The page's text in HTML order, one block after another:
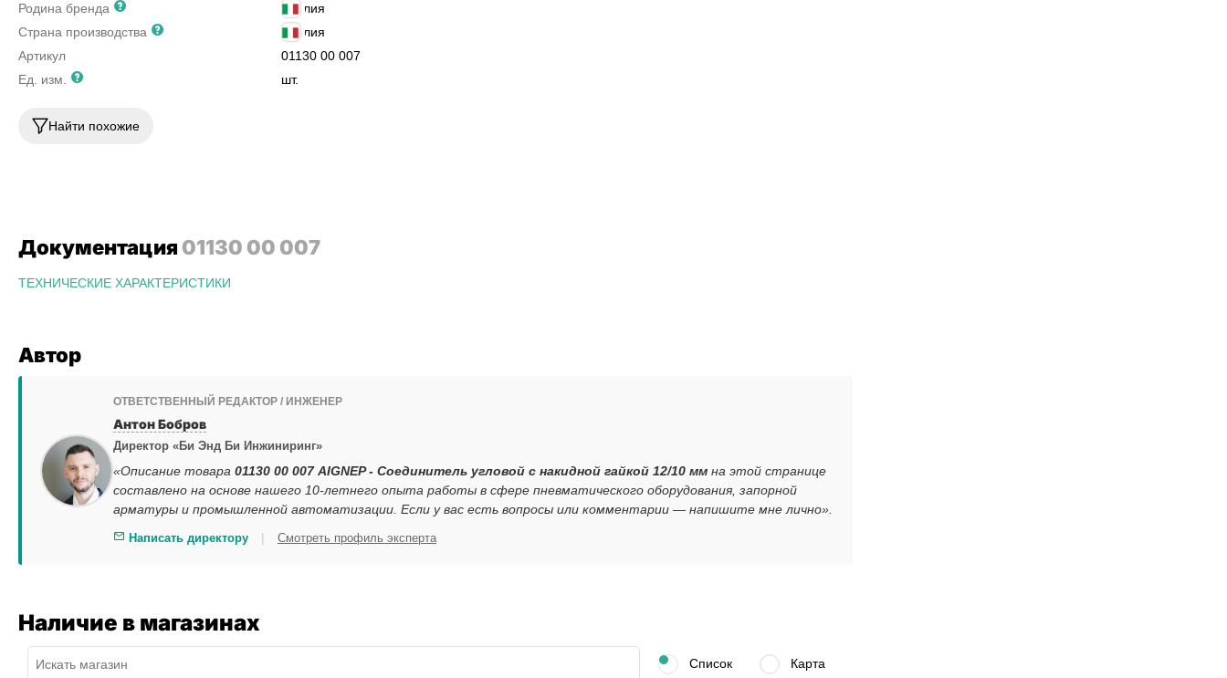
Родина бренда
Италия
Страна производства
Италия
Артикул
01130 00 007
Ед. изм.
шт.
Найти похожие
Документация 01130 00 007
ТЕХНИЧЕСКИЕ ХАРАКТЕРИСТИКИ
Автор
ОТВЕТСТВЕННЫЙ РЕДАКТОР / ИНЖЕНЕР
Антон Бобров
Директор «Би Энд Би Инжиниринг»
«Описание товара 01130 00 007 AIGNEP - Соединитель угловой с накидной гайкой 12/10 мм на этой странице
составлено на основе нашего 10-летнего опыта работы в сфере пневматического оборудования, запорной
арматуры и промышленной автоматизации. Если у вас есть вопросы или комментарии — напишите мне лично».
Написать директору | Смотреть профиль эксперта
Наличие в магазинах
Список Карта